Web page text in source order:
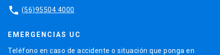
phone (56)95504 4000
EMERGENCIAS UC
Teléfono en caso de accidente o situación que ponga en